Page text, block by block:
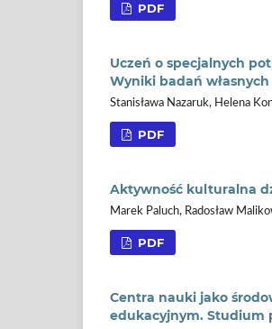
PDF
Uczeń o specjalnych
Wyniki badań własnych
Stanisława Nazaruk, Helena
PDF
Aktywność kulturalna
Marek Paluch, Radosław
PDF
Centra nauki jako
edukacyjnym. Studium